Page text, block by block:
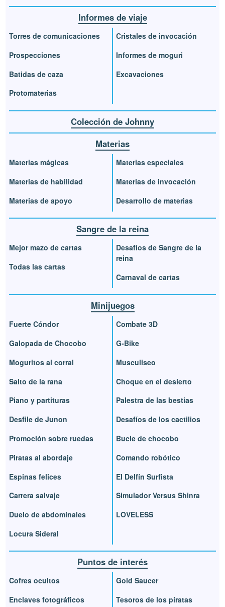
Informes de viaje
Torres de comunicaciones
Prospecciones
Batidas de caza
Protomaterias
Cristales de invocación
Informes de moguri
Excavaciones
Colección de Johnny
Materias
Materias mágicas
Materias de habilidad
Materias de apoyo
Materias especiales
Materias de invocación
Desarrollo de materias
Sangre de la reina
Mejor mazo de cartas
Todas las cartas
Desafíos de Sangre de la
reina
Carnaval de cartas
Minijuegos
Fuerte Cóndor
Galopada de Chocobo
Moguritos al corral
Salto de la rana
Piano y partituras
Desfile de Junon
Promoción sobre ruedas
Piratas al abordaje
Espinas felices
Carrera salvaje
Duelo de abdominales
Locura Sideral
Combate 3D
G-Bike
Musculiseo
Choque en el desierto
Palestra de las bestias
Desafíos de los cactilios
Bucle de chocobo
Comando robótico
El Delfín Surfista
Simulador Versus Shinra
LOVELESS
Puntos de interés
Cofres ocultos
Enclaves fotográficos
Gold Saucer
Tesoros de los piratas